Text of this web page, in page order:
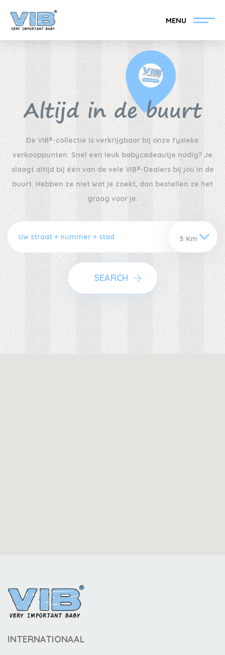
MENU
VIB®-Dealer worden Inlog retail
Collectie Over VIB®
Nieuws Vind uw VIB®-Dealer
VIB®-Dealer worden
Werken bij VIB®
Altijd in de buurt
De VIB®-collectie is verkrijgbaar bij onze fysieke
verkooppunten. Snel een leuk babycadeautje nodig? Je
slaagt altijd bij één van de vele VIB®-Dealers bij jou in de
buurt. Hebben ze niet wat je zoekt, dan bestellen ze het
graag voor je.
SEARCH
INTERNATIONAAL